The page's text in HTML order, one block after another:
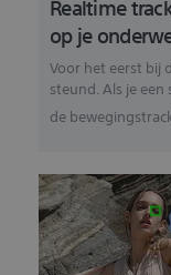
op je
Voor het eerst bij
steund. Als je
de